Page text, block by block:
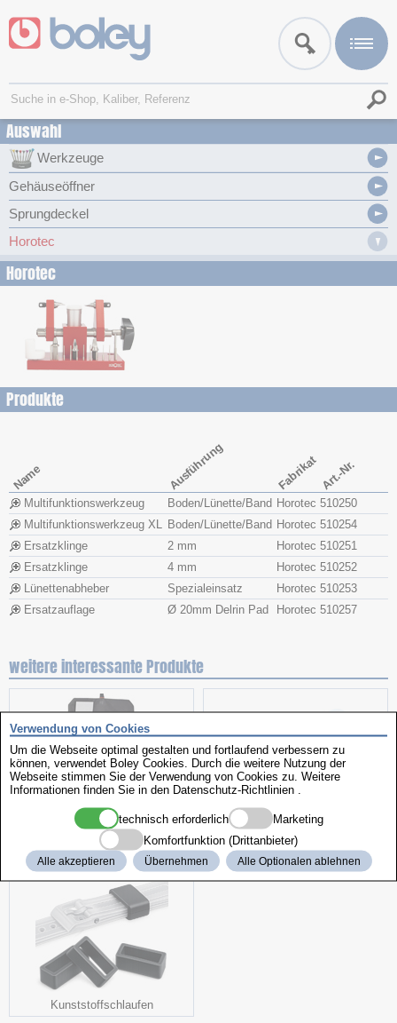
Auswahl
Werkzeuge
Gehäuseöffner
Sprungdeckel
Horotec
Horotec
Produkte
Name Ausführung Fabrikat Art.-Nr.
Multifunktionswerkzeug Boden/Lünette/Band Horotec 510250
Multifunktionswerkzeug XL Boden/Lünette/Band Horotec 510254
Ersatzklinge
2 mm Horotec 510251
Ersatzklinge
4 mm Horotec 510252
Lünettenabheber
Spezialeinsatz Horotec 510253
Ersatzauflage
Ø 20mm Delrin Pad Horotec 510257
weitere interessante Produkte
Kulturbeutel Kombiprüfgerät
Kunststoffschlaufen
Verwendung von Cookies
Um die Webseite optimal gestalten und fortlaufend verbessern zu
können, verwendet Boley Cookies. Durch die weitere Nutzung der
Webseite stimmen Sie der Verwendung von Cookies zu. Weitere
Informationen finden Sie in den Datenschutz-Richtlinien
technisch erforderlich
Marketing
Komfortfunktion (Drittanbieter)
Alle akzeptieren Übernehmen Alle Optionalen ablehnen